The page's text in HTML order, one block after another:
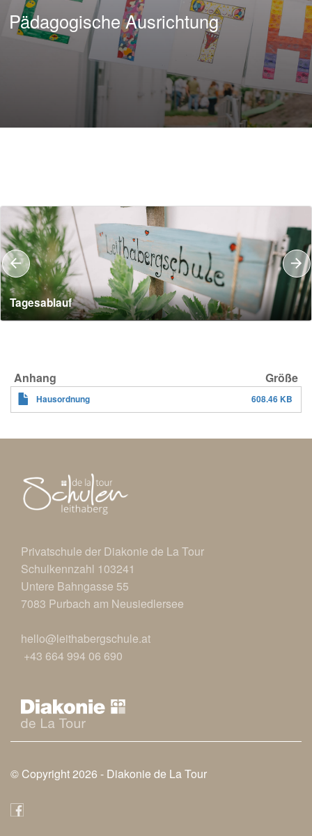
Pädagogische Ausrichtung
Tagesablauf
Hausordnung 608.46 KB
Privatschule der Diakonie de La Tour
Schulkennzahl 103241
Untere Bahngasse 55
7083 Purbach am Neusiedlersee
hello@leithabergschule.at
+43 664 994 06 690
© Copyright 2026 - Diakonie de La Tour